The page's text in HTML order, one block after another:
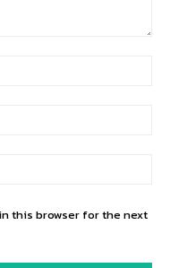
this browser for the next